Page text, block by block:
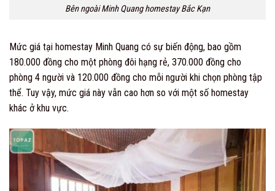
Bên ngoài Minh Quang homestay Bắc Kạn
Mức giá tại homestay Minh Quang có sự biến động, bao gồm
180.000 đồng cho một phòng đôi hạng rẻ, 370.000 đồng cho
phòng 4 người và 120.000 đồng cho mỗi người khi chọn phòng tập
thể. Tuy vậy, mức giá này vẫn cao hơn so với một số homestay
khác ở khu vực.